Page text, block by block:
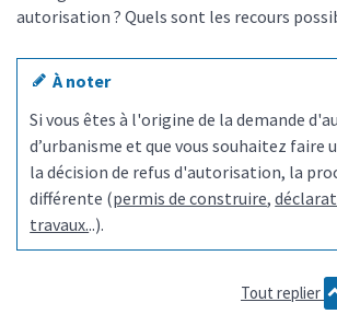
autorisation ? Quels sont les recours
À noter
Si vous êtes à l'origine de la demande
d’urbanisme et que vous souhaitez faire
la décision de refus d'autorisation, la
différente (permis de construire,
travaux...).
Tout replier